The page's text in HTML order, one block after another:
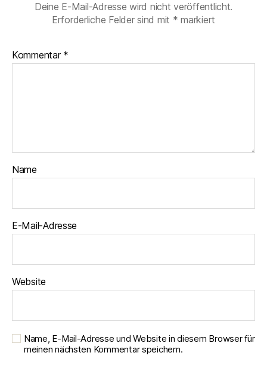
Deine E-Mail-Adresse wird nicht veröffentlicht.
Erforderliche Felder sind mit * markiert
Kommentar *
Name
E-Mail-Adresse
Website
Name, E-Mail-Adresse und Website in diesem Browser für
meinen nächsten Kommentar speichern.